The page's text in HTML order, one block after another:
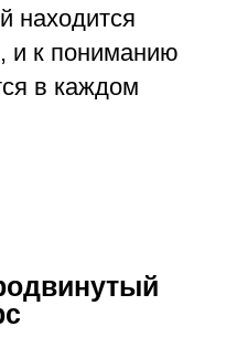
находится
и к пониманию
в каждом